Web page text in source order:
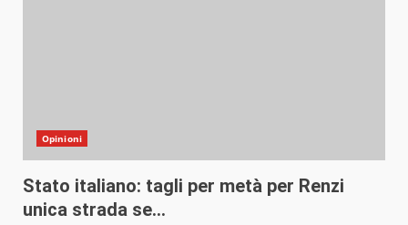
Opinioni
Stato italiano: tagli per metà per Renzi
unica strada se…